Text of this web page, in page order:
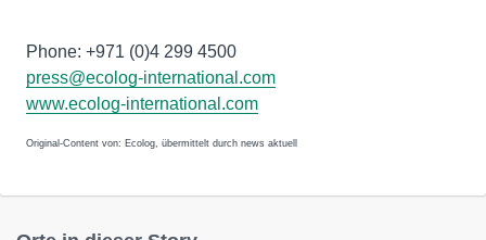
Phone: +971 (0)4 299 4500
press@ecolog-international.com
www.ecolog-international.com
Original-Content von: Ecolog, übermittelt durch news aktuell